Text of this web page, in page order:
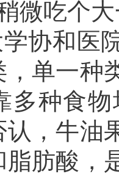
微吃个
协和医
单一种
多种食
，牛油
脂肪酸，